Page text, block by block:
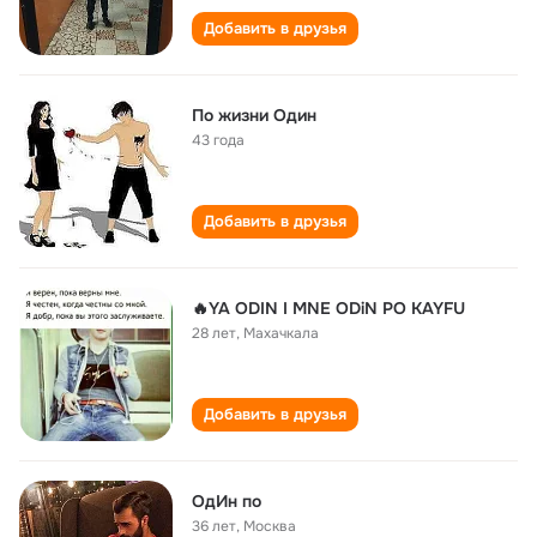
Добавить в друзья
По жизни Один
43 года
Добавить в друзья
🔥YA ODIN I MNE ODiN PO KAYFU
28 лет, Махачкала
Добавить в друзья
ОдИн по
36 лет, Москва